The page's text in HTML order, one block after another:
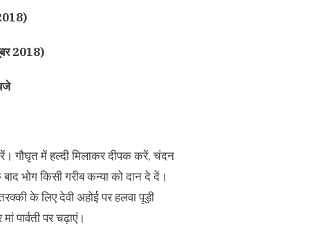
2018)
गौघृत में हल्दी मिलाकर दीपक करें,चंदन
भोग किसी गरीब कन्या को दान दे दें।
के लिए देवी अहोई पर हलवा पूड़ी
पार्वती पर चढ़ाएं।